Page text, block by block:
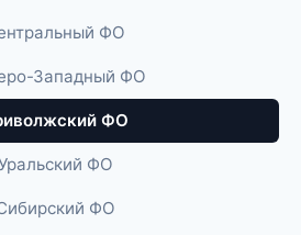
ФО
Западный ФО
ФО
ФО
ФО